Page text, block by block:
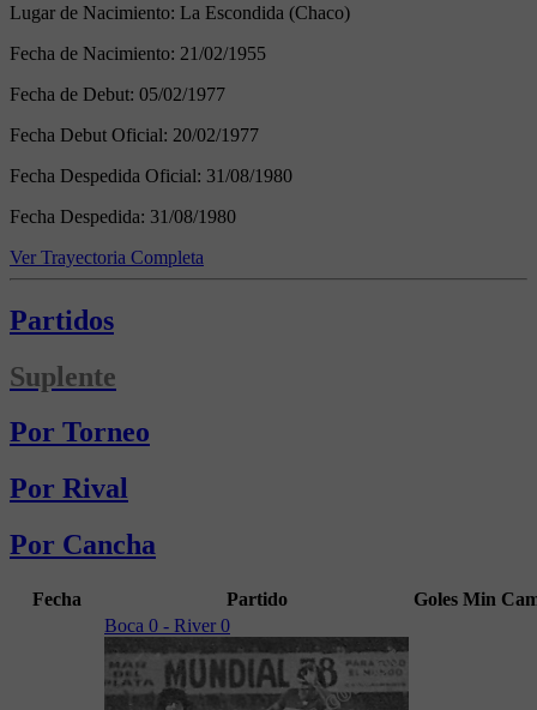
Lugar de Nacimiento: La Escondida (Chaco)
Fecha de Nacimiento: 21/02/1955
Fecha de Debut: 05/02/1977
Fecha Debut Oficial: 20/02/1977
Fecha Despedida Oficial: 31/08/1980
Fecha Despedida: 31/08/1980
Ver Trayectoria Completa
Partidos
Suplente
Por Torneo
Por Rival
Por Cancha
Fecha Partido Goles Min
Boca 0 - River 0